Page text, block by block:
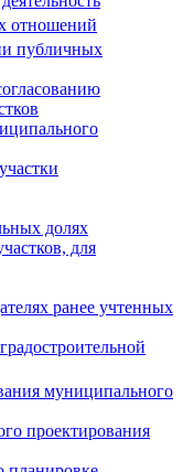
отношений
публичных
долях
для
ранее учтенных
муниципального
проектирования